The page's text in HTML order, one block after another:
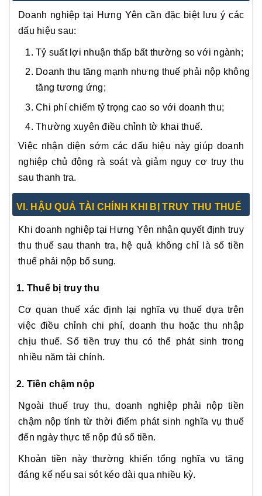
Doanh nghiệp tại Hưng Yên cần đặc biệt lưu ý các
dấu hiệu sau:
Tỷ suất lợi nhuận thấp bất thường so với ngành;
Doanh thu tăng mạnh nhưng thuế phải nộp không
tăng tương ứng;
Chi phí chiếm tỷ trọng cao so với doanh thu;
Thường xuyên điều chỉnh tờ khai thuế.
Việc nhận diện sớm các dấu hiệu này giúp doanh
nghiệp chủ động rà soát và giảm nguy cơ truy thu
sau thanh tra.
VI. HẬU QUẢ TÀI CHÍNH KHI BỊ TRUY THU THUẾ
Khi doanh nghiệp tại Hưng Yên nhận quyết định truy
thu thuế sau thanh tra, hệ quả không chỉ là số tiền
thuế phải nộp bổ sung.
1. Thuế bị truy thu
Cơ quan thuế xác định lại nghĩa vụ thuế dựa trên
việc điều chỉnh chi phí, doanh thu hoặc thu nhập
chịu thuế. Số tiền truy thu có thể phát sinh trong
nhiều năm tài chính.
2. Tiền chậm nộp
Ngoài thuế truy thu, doanh nghiệp phải nộp tiền
chậm nộp tính từ thời điểm phát sinh nghĩa vụ thuế
đến ngày thực tế nộp đủ số tiền.
Khoản tiền này thường khiến tổng nghĩa vụ tăng
đáng kể nếu sai sót kéo dài qua nhiều kỳ.